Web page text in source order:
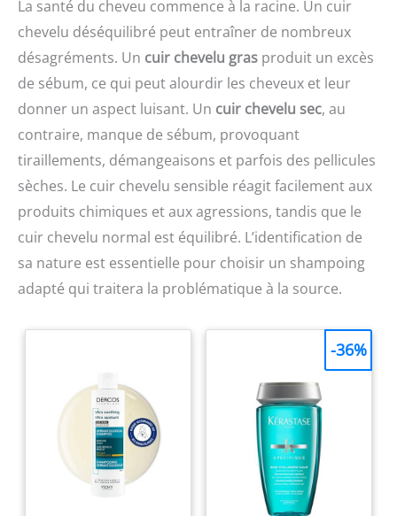
cette huile cheveux aux autres soins et masques pour
les cheveux Wella Professionals pour des cheveux
instantanément plus lumineux
La santé du cheveu commence à la racine. Un cuir
chevelu déséquilibré peut entraîner de nombreux
désagréments. Un cuir chevelu gras produit un excès
de sébum, ce qui peut alourdir les cheveux et leur
donner un aspect luisant. Un cuir chevelu sec, au
contraire, manque de sébum, provoquant
tiraillements, démangeaisons et parfois des pellicules
sèches. Le cuir chevelu sensible réagit facilement aux
produits chimiques et aux agressions, tandis que le
cuir chevelu normal est équilibré. L’identification de
sa nature est essentielle pour choisir un shampoing
adapté qui traitera la problématique à la source.
-36%